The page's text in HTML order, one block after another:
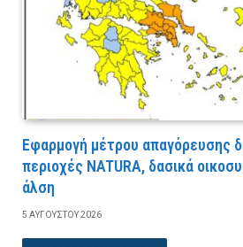
Εφαρμογή μέτρου απαγόρευσης
περιοχές NATURA, δασικά
άλση
5 ΑΥΓΟΎΣΤΟΥ 2026